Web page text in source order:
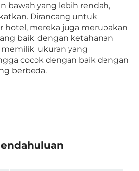
bawah yang lebih rendah,
Dirancang untuk
hotel, mereka juga merupakan
baik, dengan ketahanan
memiliki ukuran yang
cocok dengan baik dengan
berbeda.